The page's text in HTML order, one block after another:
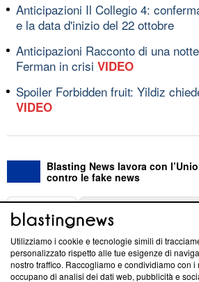
Anticipazioni Il Collegio 4:
e la data d'inizio del 22 ottobre
Anticipazioni Racconto di una
Ferman in crisi VIDEO
Spoiler Forbidden fruit: Yildiz
VIDEO
Blasting News lavora con
contro le fake news
ABOUT
Questa sezione offre informazioni
News, sui nostri processi editoriali e su
Utilizziamo i cookie e tecnologie simili di
personalizzato rispetto alle tue esigenze di
nostro traffico. Raccogliamo e condividiamo con i
occupano di analisi dei dati web, pubblicità e